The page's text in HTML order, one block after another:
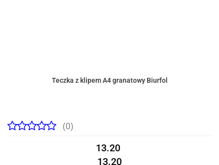
Teczka z klipem A4 granatowy Biurfol
(0)
13.20
13.20